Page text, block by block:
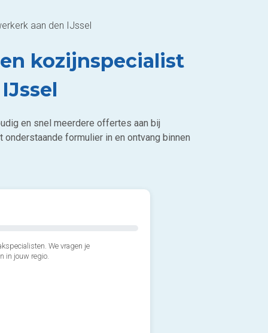
aan den IJssel
kozijnspecialist
en snel meerdere offertes aan bij
formulier in en ontvang binnen
We vragen je
in jouw regio.